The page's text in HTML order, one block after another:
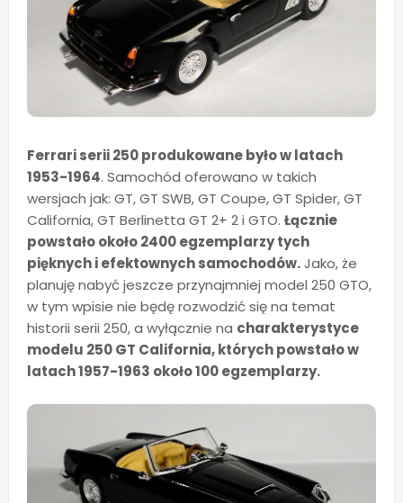
Ferrari serii 250 produkowane było w latach
1953-1964. Samochód oferowano w takich
wersjach jak: GT, GT SWB, GT Coupe, GT Spider, GT
California, GT Berlinetta GT 2+ 2 i GTO. Łącznie
powstało około 2400 egzemplarzy tych
pięknych i efektownych samochodów.Jako, że
planuję nabyć jeszcze przynajmniej model 250 GTO,
w tym wpisie nie będę rozwodzić się na temat
historii serii 250, a wyłącznie na charakterystyce
modelu 250 GT California, których powstało w
latach 1957-1963 około 100 egzemplarzy.